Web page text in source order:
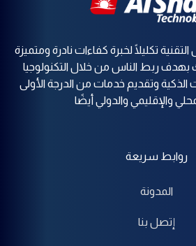
تكليلًا لخبرة كفاءات نادرة ومتميزة
بهدف ربط الناس من خلال التكنولوجيا
الذكية وتقديم خدمات من الدرجة الأولى
والإقليمي والدولي أيضًا
روابط سريعة
المدونة
إتصل بنا